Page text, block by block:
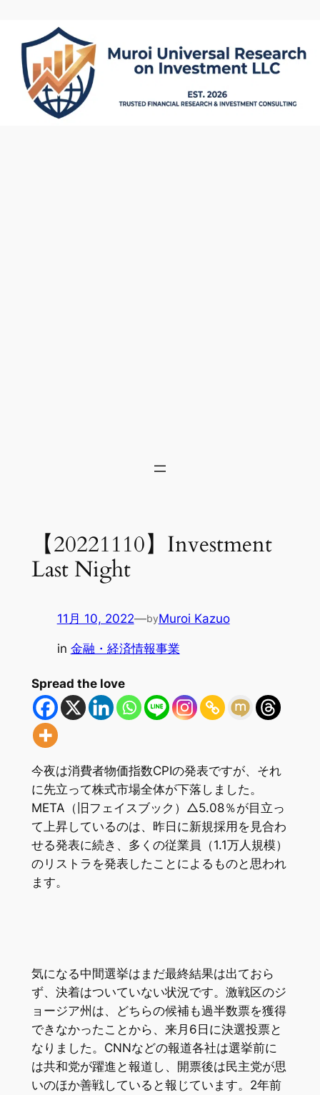
【20221110】Investment
Last Night
11月 10, 2022—byMuroi Kazuo
in 金融・経済情報事業
Spread the love
今夜は消費者物価指数CPIの発表ですが、それ
に先立って株式市場全体が下落しました。
META（旧フェイスブック）△5.08％が目立っ
て上昇しているのは、昨日に新規採用を見合わ
せる発表に続き、多くの従業員（1.1万人規模）
のリストラを発表したことによるものと思われ
ます。
気になる中間選挙はまだ最終結果は出ておら
ず、決着はついていない状況です。激戦区のジ
ョージア州は、どちらの候補も過半数票を獲得
できなかったことから、来月6日に決選投票と
なりました。CNNなどの報道各社は選挙前に
は共和党が躍進と報道し、開票後は民主党が思
いのほか善戦していると報じています。2年前